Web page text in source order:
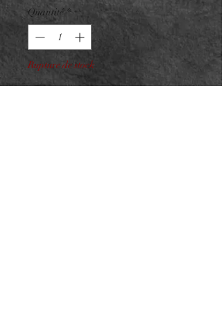
Quantité *
Rupture de stock